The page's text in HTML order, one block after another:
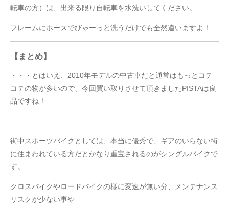
転車の方）は、出来る限り自転車を水洗いしてください。
フレームにホースでびゃーっと洗うだけでも全然違いますよ！
【まとめ】
・・・とはいえ、2010年モデルの中古車だと通常はもっとコテ
コテの物が多いので、今回買い取りさせて頂きましたPISTAは良
品ですね！
街中スポーツバイクとしては、本当に優秀で、ギアのいらない街
に住まわれている方だとかなり重宝されるのがシングルバイクで
す。
クロスバイクやロードバイクの様に変速が無い分、メンテナンス
リスクが少ない事や